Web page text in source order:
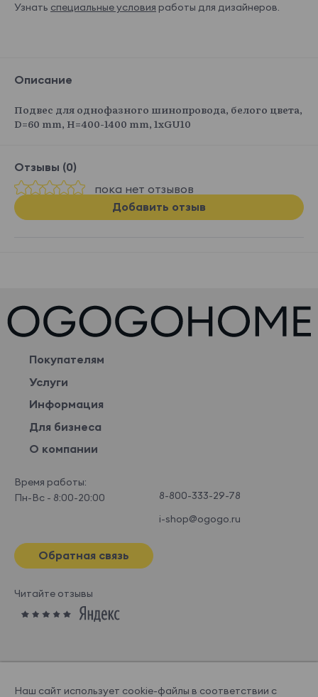
Узнать специальные условия работы для дизайнеров.
Описание
Подвес для однофазного шинопровода, белого цвета,
D=60 mm, H=400-1400 mm, 1хGU10
Отзывы (0)
пока нет отзывов
Добавить отзыв
Покупателям
Услуги
Информация
Для бизнеса
О компании
Время работы:
Пн-Вс - 8:00-20:00
8-800-333-29-78
i-shop@ogogo.ru
Обратная связь
Читайте отзывы
Наш сайт использует cookie-файлы в соответствии с